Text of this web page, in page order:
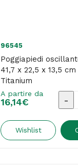
96545
Poggiapiedi
41,7 x 22,5 x 13,5
Titanium
A partire da
16,14€
Wishlist